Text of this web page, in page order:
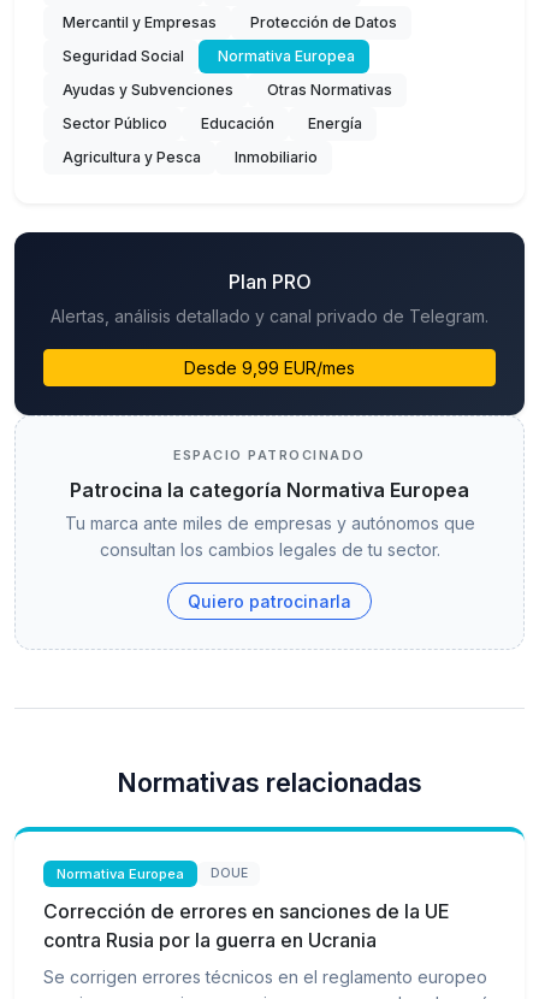
Mercantil y Empresas
Protección de Datos
Seguridad Social
Normativa Europea
Ayudas y Subvenciones
Otras Normativas
Sector Público
Educación
Energía
Agricultura y Pesca
Inmobiliario
Plan PRO
Alertas, análisis detallado y canal privado de Telegram.
Desde 9,99 EUR/mes
ESPACIO PATROCINADO
Patrocina la categoría Normativa Europea
Tu marca ante miles de empresas y autónomos que
consultan los cambios legales de tu sector.
Quiero patrocinarla
Normativas relacionadas
Normativa Europea DOUE
Corrección de errores en sanciones de la UE
contra Rusia por la guerra en Ucrania
Se corrigen errores técnicos en el reglamento europeo